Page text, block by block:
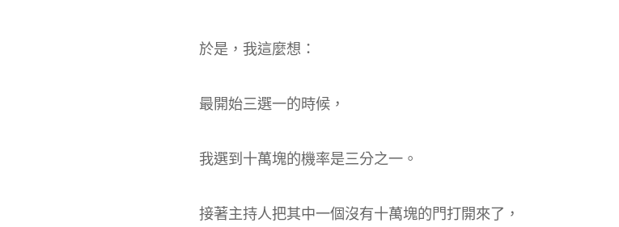
於是，我這麼想：
最開始三選一的時候，
我選到十萬塊的機率是三分之一。
接著主持人把其中一個沒有十萬塊的門打開來了，